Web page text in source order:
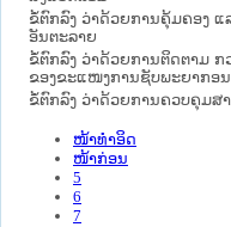
ຂໍ້ຕົກລົງ ວ່າດ້ວຍການຄຸ້ມຄອງ ແ
ອັນຕະລາຍ
ຂໍ້ຕົກລົງ ວ່າດ້ວຍການຕິດຕາມ
ຂອງຂະແໜງການຊັບພະຍາກອ
ຂໍ້ຕົກລົງ ວ່າດ້ວຍການຄວບຄຸມ
ໜ້າທໍາອິດ
ໜ້າກ່ອນ
5
6
7